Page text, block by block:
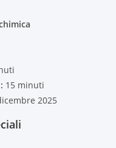
15 minuti
2025